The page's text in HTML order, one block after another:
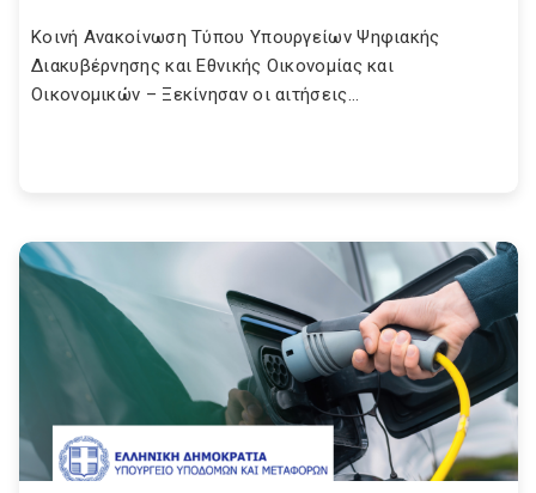
Κοινή Ανακοίνωση Τύπου Υπουργείων Ψηφιακής
Διακυβέρνησης και Εθνικής Οικονομίας και
Οικονομικών – Ξεκίνησαν οι αιτήσεις...